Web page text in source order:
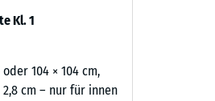
Kl. 1
oder 104 × 104 cm,
2,8 cm – nur für innen